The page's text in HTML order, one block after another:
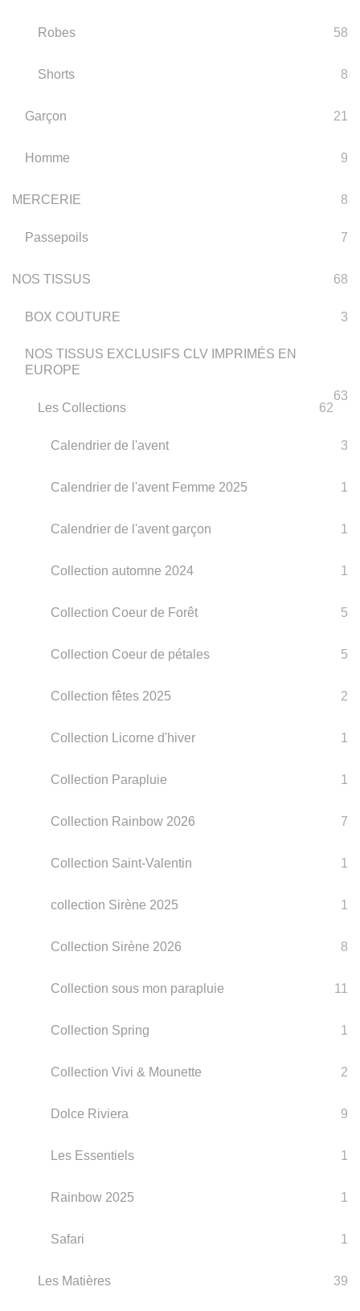
Robes 58
Shorts 8
Garçon 21
Homme 9
MERCERIE 8
Passepoils 7
NOS TISSUS 68
BOX COUTURE 3
NOS TISSUS EXCLUSIFS CLV IMPRIMÉS EN
EUROPE
63
Les Collections
62
Calendrier de l'avent 3
Calendrier de l'avent Femme 2025 1
Calendrier de l'avent garçon 1
Collection automne 2024 1
Collection Coeur de Forêt 5
Collection Coeur de pétales 5
Collection fêtes 2025 2
Collection Licorne d'hiver 1
Collection Parapluie 1
Collection Rainbow 2026 7
Collection Saint-Valentin 1
collection Sirène 2025 1
Collection Sirène 2026 8
Collection sous mon parapluie 11
Collection Spring 1
Collection Vivi & Mounette 2
Dolce Riviera 9
Les Essentiels 1
Rainbow 2025 1
Safari 1
Les Matières 39